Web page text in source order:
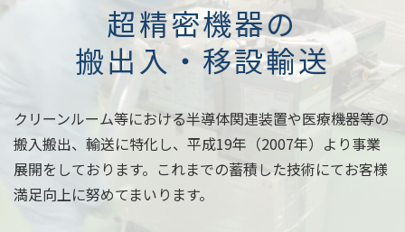
超精密機器の
搬出入・移設輸送
クリーンルーム等における半導体関連装置や医療機器等の
搬入搬出、輸送に特化し、平成19年（2007年）より事業
展開をしております。 これまでの蓄積した技術にてお客様
満足向上に努めてまいります。